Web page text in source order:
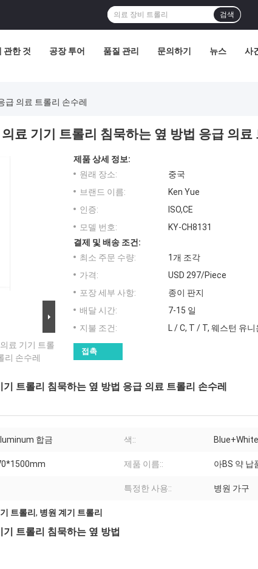
검색
관한 것 공장 투어 품질 관리 문의하기 뉴스 사
급 의료 트롤리 손수레
료 기기 트롤리 침묵하는 옆 방법 응급 의료
료 기기 트롤
리 손수레
제품 상세 정보:
원래 장소:
중국
브랜드 이름:
Ken Yue
인증:
ISO,CE
모델 번호:
KY-CH8131
결제 및 배송 조건:
최소 주문 수량:
1개 조각
가격:
USD 297/Piece
포장 세부 사항:
종이 판지
배달 시간:
7-15 일
지불 조건:
L / C, T / T, 웨스턴 유니
접촉
트롤리 침묵하는 옆 방법 응급 의료 트롤리 손수레
합금 색:: Blue+White
제품 이름:: 아BS 약 납
특정한 사용:: 병원 가구
트롤리 , 병원 계기 트롤리
트롤리 침묵하는 옆 방법